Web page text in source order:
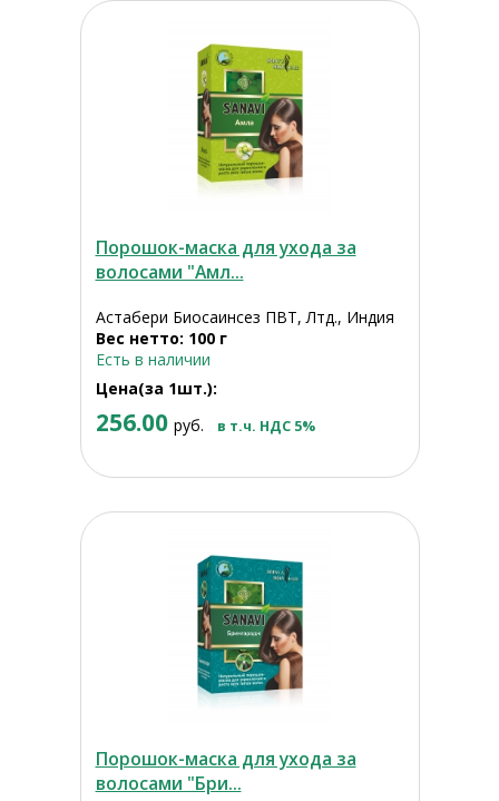
Порошок-маска для ухода за
волосами "Амл...
Астабери Биосаинсез ПВТ, Лтд., Индия
Вес нетто: 100 г
Есть в наличии
Цена(за 1шт.):
256.00 руб. в т.ч. НДС 5%
Порошок-маска для ухода за
волосами "Бри...